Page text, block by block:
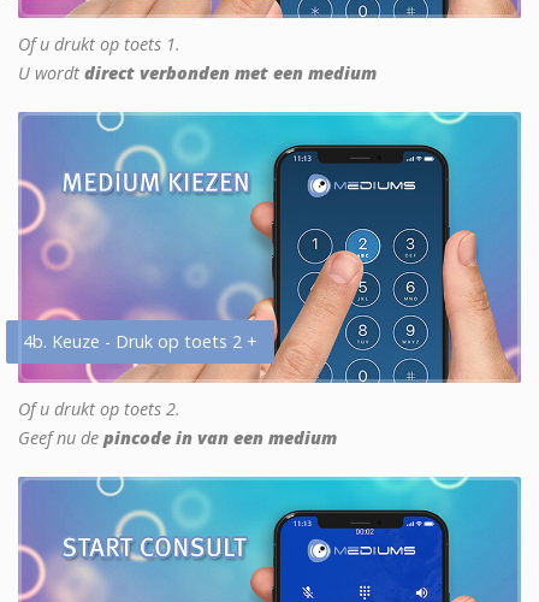
Of u drukt op toets 1.
U wordt direct verbonden met een medium
4b. Keuze - Druk op toets 2 +
Of u drukt op toets 2.
Geef nu de pincode in van een medium